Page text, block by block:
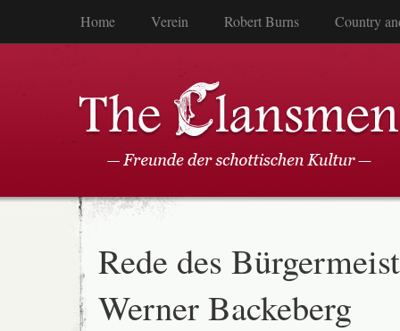
Home Verein Robert Burns Country
Rede des
Werner Backeberg